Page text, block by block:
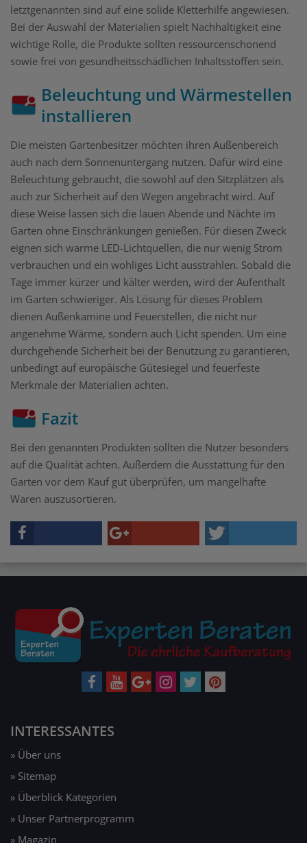
letztgenannten sind auf eine solide Kletterhilfe angewiesen.
Bei der Auswahl der Materialien spielt Nachhaltigkeit eine
wichtige Rolle, die Produkte sollten ressourcenschonend
sowie frei von gesundheitsschädlichen Inhaltsstoffen sein.
Beleuchtung und Wärmestellen
installieren
Die meisten Gartenbesitzer möchten ihren Außenbereich
auch nach dem Sonnenuntergang nutzen. Dafür wird eine
Beleuchtung gebraucht, die sowohl auf den Sitzplätzen als
auch zur Sicherheit auf den Wegen angebracht wird. Auf
diese Weise lassen sich die lauen Abende und Nächte im
Garten ohne Einschränkungen genießen. Für diesen Zweck
eignen sich warme LED-Lichtquellen, die nur wenig Strom
verbrauchen und ein wohliges Licht ausstrahlen. Sobald die
Tage immer kürzer und kälter werden, wird der Aufenthalt
im Garten schwieriger. Als Lösung für dieses Problem
dienen Außenkamine und Feuerstellen, die nicht nur
angenehme Wärme, sondern auch Licht spenden. Um eine
durchgehende Sicherheit bei der Benutzung zu garantieren,
unbedingt auf europäische Gütesiegel und feuerfeste
Merkmale der Materialien achten.
Fazit
Bei den genannten Produkten sollten die Nutzer besonders
auf die Qualität achten. Außerdem die Ausstattung für den
Garten vor dem Kauf gut überprüfen, um mangelhafte
Waren auszusortieren.
INTERESSANTES
» Über uns
» Sitemap
» Überblick Kategorien
» Unser Partnerprogramm
» Magazin